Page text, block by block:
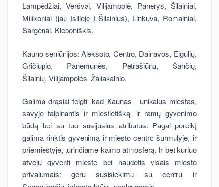
Lampėdžiai, Veršvai, Vilijampolė, Panerys, Šilainiai,
Milikoniai (jau įsilieję į Šilainius), Linkuva, Romainiai,
Sargėnai, Kleboniškis.
Kauno seniūnijos: Aleksoto, Centro, Dainavos, Eigulių,
Gričiupio, Panemunės, Petrašiūnų, Šančių,
Šilainių, Vilijampolės, Žaliakalnio.
Galima drąsiai teigti, kad Kaunas - unikalus miestas,
savyje talpinantis ir miestietišką, ir ramų gyvenimo
būdą bei su tuo susijusius atributus. Pagal poreikį
galima rinktis gyvenimą ir miesto centro šurmulyje, ir
priemiestyje, turinčiame kaimo atmosferą. Ir bet kuriuo
atveju gyventi mieste bei naudotis visais miesto
privalumais: geru susisiekimu su centru ir